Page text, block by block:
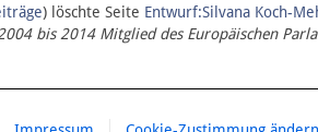
) löschte Seite Entwurf:Silvana Koch-
bis 2014 Mitglied des Europäischen